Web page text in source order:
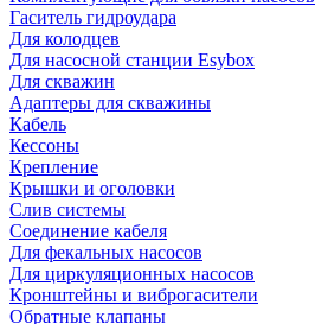
Гаситель гидроудара
Для колодцев
Для насосной станции Esybox
Для скважин
Адаптеры для скважины
Кабель
Кессоны
Крепление
Крышки и оголовки
Слив системы
Соединение кабеля
Для фекальных насосов
Для циркуляционных насосов
Кронштейны и виброгасители
Обратные клапаны